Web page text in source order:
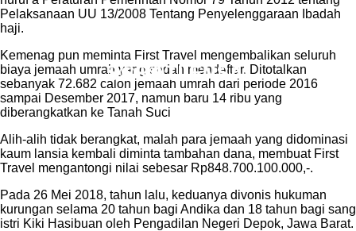
Pelaksanaan UU 13/2008 Tentang Penyelenggaraan Ibadah
haji.
Kemenag pun meminta First Travel mengembalikan seluruh
biaya jemaah umrah yang sudah mendaftar. Ditotalkan
sebanyak 72.682 calon jemaah umrah dari periode 2016
sampai Desember 2017, namun baru 14 ribu yang
diberangkatkan ke Tanah Suci
Alih-alih tidak berangkat, malah para jemaah yang didominasi
kaum lansia kembali diminta tambahan dana, membuat First
Travel mengantongi nilai sebesar Rp848.700.100.000,-.
Pada 26 Mei 2018, tahun lalu, keduanya divonis hukuman
kurungan selama 20 tahun bagi Andika dan 18 tahun bagi sang
istri Kiki Hasibuan oleh Pengadilan Negeri Depok, Jawa Barat.